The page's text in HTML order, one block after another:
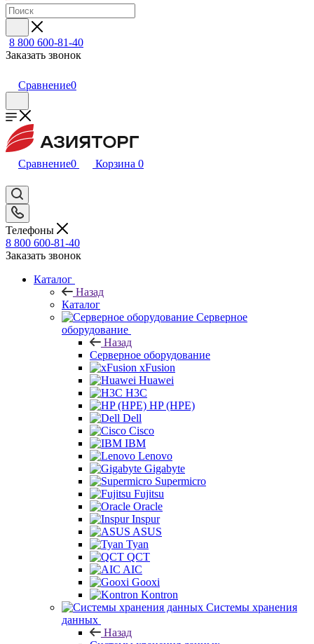
8 800 600-81-40
Заказать звонок
Сравнение0
Сравнение0 Корзина 0
Телефоны
8 800 600-81-40
Заказать звонок
Каталог
Назад
Каталог
Серверное
оборудование
Назад
Серверное оборудование
xFusion
Huawei
H3C
HP (HPE)
Dell
Cisco
IBM
Lenovo
Gigabyte
Supermicro
Fujitsu
Oracle
Inspur
ASUS
Tyan
QCT
AIC
Gooxi
Kontron
Системы хранения
данных
Назад